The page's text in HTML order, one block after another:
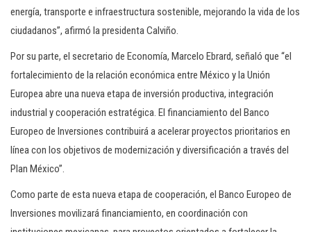
energía, transporte e infraestructura sostenible, mejorando la vida de los
ciudadanos”, afirmó la presidenta Calviño.
Por su parte, el secretario de Economía, Marcelo Ebrard, señaló que “el
fortalecimiento de la relación económica entre México y la Unión
Europea abre una nueva etapa de inversión productiva, integración
industrial y cooperación estratégica. El financiamiento del Banco
Europeo de Inversiones contribuirá a acelerar proyectos prioritarios en
línea con los objetivos de modernización y diversificación a través del
Plan México”.
Como parte de esta nueva etapa de cooperación, el Banco Europeo de
Inversiones movilizará financiamiento, en coordinación con